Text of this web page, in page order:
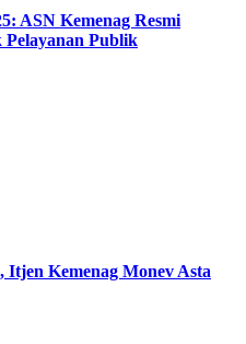
ASN Kemenag Resmi
Publik
Kemenag Monev Asta